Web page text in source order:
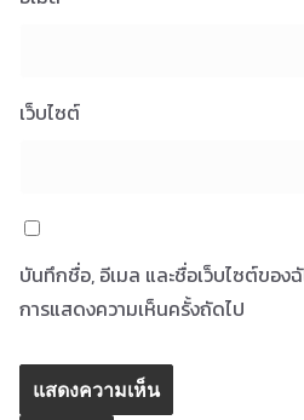
เว็บไซต์
บันทึกชื่อ, อีเมล และชื่อเว็บไซต์ของ
การแสดงความเห็นครั้งถัดไป